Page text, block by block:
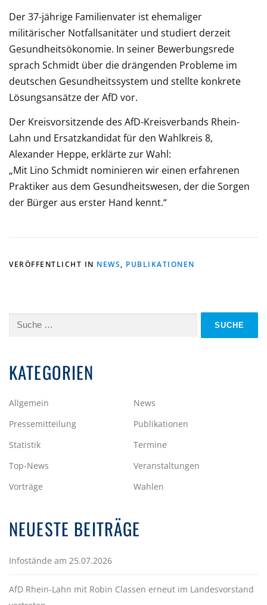
Der 37-jährige Familienvater ist ehemaliger
militärischer Notfallsanitäter und studiert derzeit
Gesundheitsökonomie. In seiner Bewerbungsrede
sprach Schmidt über die drängenden Probleme im
deutschen Gesundheitssystem und stellte konkrete
Lösungsansätze der AfD vor.
Der Kreisvorsitzende des AfD-Kreisverbands Rhein-
Lahn und Ersatzkandidat für den Wahlkreis 8,
Alexander Heppe, erklärte zur Wahl:
„Mit Lino Schmidt nominieren wir einen erfahrenen
Praktiker aus dem Gesundheitswesen, der die Sorgen
der Bürger aus erster Hand kennt.“
VERÖFFENTLICHT IN NEWS, PUBLIKATIONEN
Suche
KATEGORIEN
Allgemein
News
Pressemitteilung
Publikationen
Statistik
Termine
Top-News
Veranstaltungen
Vorträge
Wahlen
NEUESTE BEITRÄGE
Infostände am 25.07.2026
AfD Rhein-Lahn mit Robin Classen erneut im Landesvorstand